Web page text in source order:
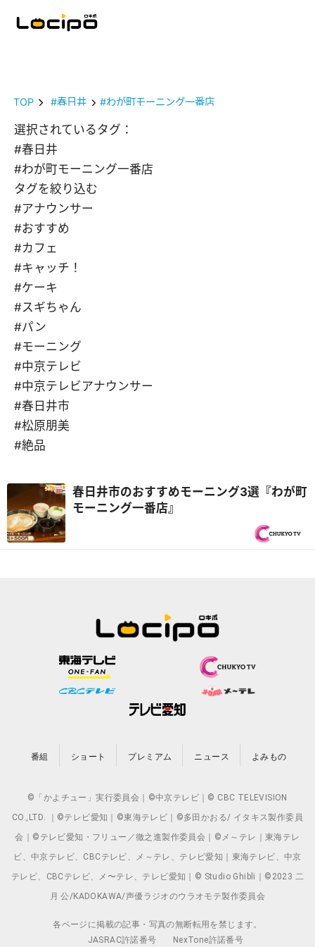
TOP #春日井 #わが町モーニング一番店
選択されているタグ：
#春日井
#わが町モーニング一番店
タグを絞り込む
#アナウンサー
#おすすめ
#カフェ
#キャッチ！
#ケーキ
#スギちゃん
#パン
#モーニング
#中京テレビ
#中京テレビアナウンサー
#春日井市
#松原朋美
#絶品
春日井市のおすすめモーニング3選『わが町
モーニング一番店』
番組 ショート プレミアム ニュース よみもの
©「かよチュー」実行委員会｜©中京テレビ｜© CBC TELEVISION
CO.,LTD. ｜©テレビ愛知｜©東海テレビ｜©多田かおる/ イタキス製作委員
会｜©テレビ愛知・フリュー／徹之進製作委員会｜©メ～テレ｜東海テレ
ビ、中京テレビ、CBCテレビ、メ～テレ、テレビ愛知｜東海テレビ、中京
テレビ、CBCテレビ、メ〜テレ、テレビ愛知｜© Studio Ghibli｜©2023 二
月 公/KADOKAWA/声優ラジオのウラオモテ製作委員会
各ページに掲載の記事・写真の無断転用を禁じます。
JASRAC許諾番号
NexTone許諾番号